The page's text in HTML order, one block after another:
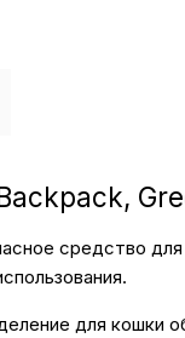
средство
для кошки